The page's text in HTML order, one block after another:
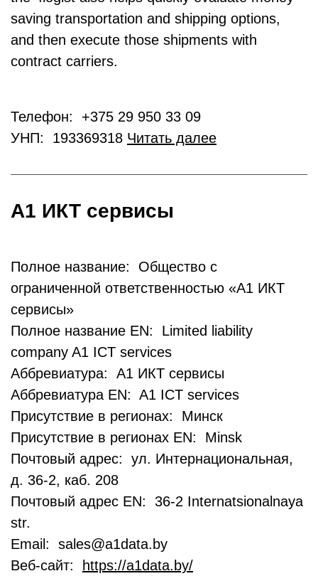
saving transportation and shipping options,
and then execute those shipments with
contract carriers.
Телефон: +375 29 950 33 09
УНП: 193369318 Читать далее
А1 ИКТ сервисы
Полное название: Общество с
ограниченной ответственностью «А1 ИКТ
сервисы»
Полное название EN: Limited liability
company A1 ICT services
Аббревиатура: А1 ИКТ сервисы
Аббревиатура EN: A1 ICT services
Присутствие в регионах: Минск
Присутствие в регионах EN: Minsk
Почтовый адрес: ул. Интернациональная,
д. 36-2, каб. 208
Почтовый адрес EN: 36-2 Internatsionalnaya
str.
Email: sales@a1data.by
Веб-сайт:
https://a1data.by/